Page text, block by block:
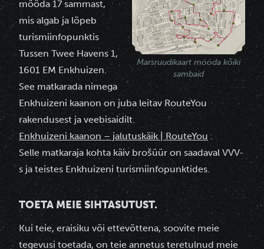
Marsruudikaart mööda kõiki
sambaid
mööda 17 sammast,
mis algab ja lõpeb
turismiinfopunktis
Tussen Twee Havens 1,
1601 EM Enkhuizen.
See matkarada nimega
Enkhuizeni kaanon on juba leitav RouteYou
rakendusest ja veebisaidilt.
Enkhuizeni kaanon – jalutuskäik | RouteYou .
Selle matkaraja kohta käiv brošüür on saadaval VVV-
s ja teistes Enkhuizeni turismiinfopunktides.
TOETA MEIE SIHTASUTUST.
Kui teie, eraisiku või ettevõttena, soovite meie
tegevusi toetada, on teie annetus teretulnud meie